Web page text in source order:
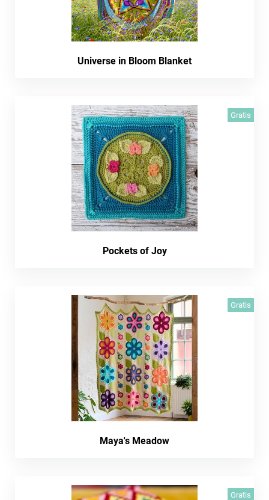
Universe in Bloom Blanket
Gratis
Pockets of Joy
Gratis
Maya's Meadow
Gratis